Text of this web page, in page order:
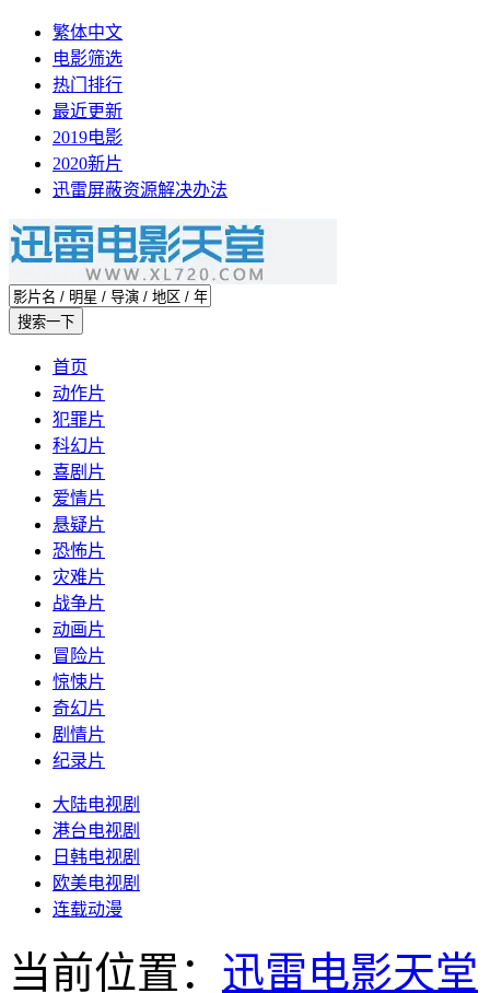
繁体中文
电影筛选
热门排行
最近更新
2019电影
2020新片
迅雷屏蔽资源解决办法
首页
动作片
犯罪片
科幻片
喜剧片
爱情片
悬疑片
恐怖片
灾难片
战争片
动画片
冒险片
惊悚片
奇幻片
剧情片
纪录片
大陆电视剧
港台电视剧
日韩电视剧
欧美电视剧
连载动漫
当前位置： 迅雷电影天堂